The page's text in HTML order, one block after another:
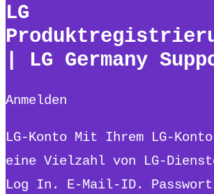
LG
| LG Germany
Anmelden
LG-Konto Mit Ihrem LG-
eine Vielzahl von LG-
Log In. E-Mail-ID.